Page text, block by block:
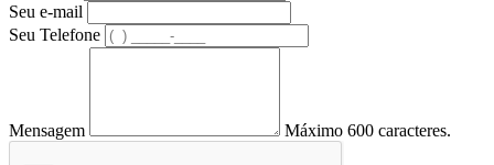
Seu e-mail
Seu Telefone
Mensagem Máximo 600 caracteres.